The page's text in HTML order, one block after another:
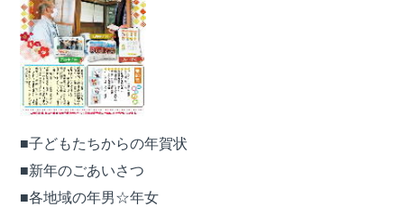
■子どもたちからの年賀状
■新年のごあいさつ
■各地域の年男☆年女